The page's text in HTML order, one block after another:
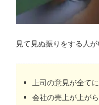
見て見ぬ振りをする人
上司の意見が全て
会社の売上が上が